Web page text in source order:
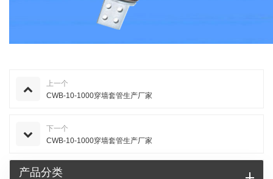
上一个
CWB-10-1000穿墙套管生产厂家
下一个
CWB-10-1000穿墙套管生产厂家
产品分类